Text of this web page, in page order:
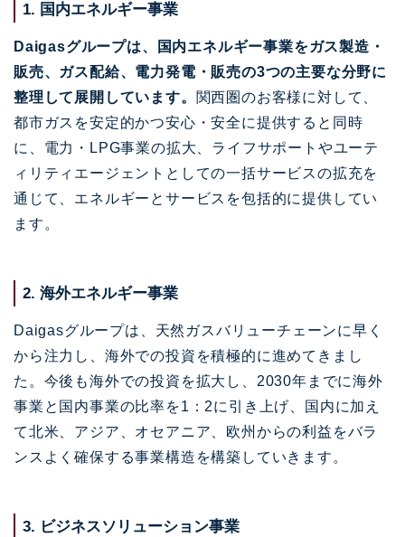
1. 国内エネルギー事業
Daigasグループは、国内エネルギー事業をガス製造・
販売、ガス配給、電力発電・販売の3つの主要な分野に
整理して展開しています。 関西圏のお客様に対して、
都市ガスを安定的かつ安心・安全に提供すると同時
に、電力・LPG事業の拡大、ライフサポートやユーテ
ィリティエージェントとしての一括サービスの拡充を
通じて、エネルギーとサービスを包括的に提供してい
ます。
2. 海外エネルギー事業
Daigasグループは、天然ガスバリューチェーンに早く
から注力し、海外での投資を積極的に進めてきまし
た。今後も海外での投資を拡大し、2030年までに海外
事業と国内事業の比率を1：2に引き上げ、国内に加え
て北米、アジア、オセアニア、欧州からの利益をバラ
ンスよく確保する事業構造を構築していきます。
3. ビジネスソリューション事業